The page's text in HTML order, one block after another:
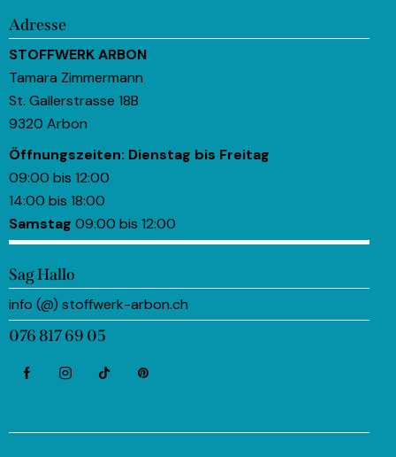
Adresse
STOFFWERK ARBON
Tamara Zimmermann
St. Gallerstrasse 18B
9320 Arbon
Öffnungszeiten: Dienstag bis Freitag
09:00 bis 12:00
14:00 bis 18:00
Samstag 09:00 bis 12:00
Sag Hallo
info (@) stoffwerk-arbon.ch
076 817 69 05